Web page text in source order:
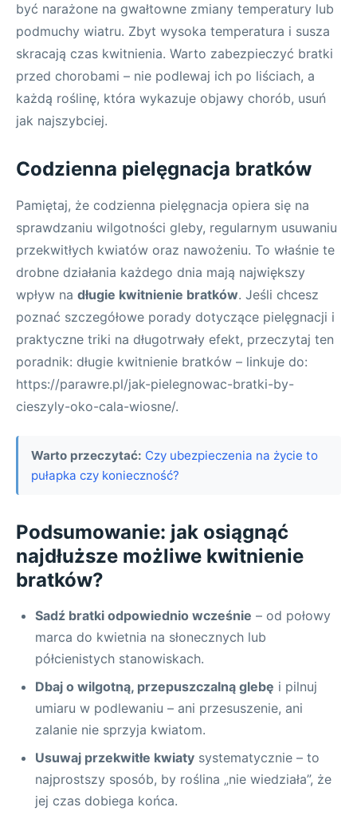
być narażone na gwałtowne zmiany temperatury lub
podmuchy wiatru. Zbyt wysoka temperatura i susza
skracają czas kwitnienia. Warto zabezpieczyć bratki
przed chorobami – nie podlewaj ich po liściach, a
każdą roślinę, która wykazuje objawy chorób, usuń
jak najszybciej.
Codzienna pielęgnacja bratków
Pamiętaj, że codzienna pielęgnacja opiera się na
sprawdzaniu wilgotności gleby, regularnym usuwaniu
przekwitłych kwiatów oraz nawożeniu. To właśnie te
drobne działania każdego dnia mają największy
wpływ na długie kwitnienie bratków. Jeśli chcesz
poznać szczegółowe porady dotyczące pielęgnacji i
praktyczne triki na długotrwały efekt, przeczytaj ten
poradnik: długie kwitnienie bratków – linkuje do:
https://parawre.pl/jak-pielegnowac-bratki-by-
cieszyly-oko-cala-wiosne/.
Warto przeczytać: Czy ubezpieczenia na życie to
pułapka czy konieczność?
Podsumowanie: jak osiągnąć
najdłuższe możliwe kwitnienie
bratków?
Sadź bratki odpowiednio wcześnie – od połowy
marca do kwietnia na słonecznych lub
półcienistych stanowiskach.
Dbaj o wilgotną, przepuszczalną glebę i pilnuj
umiaru w podlewaniu – ani przesuszenie, ani
zalanie nie sprzyja kwiatom.
Usuwaj przekwitłe kwiaty systematycznie – to
najprostszy sposób, by roślina „nie wiedziała”, że
jej czas dobiega końca.